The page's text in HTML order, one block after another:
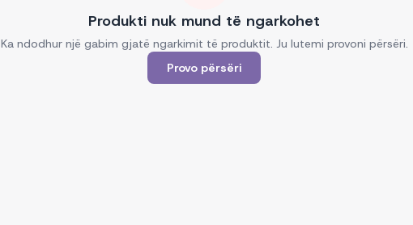
Produkti nuk mund të ngarkohet
Ka ndodhur një gabim gjatë ngarkimit të produktit. Ju lutemi provoni përsëri.
Provo përsëri